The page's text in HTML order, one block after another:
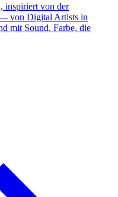
inspiriert von der
von Digital Artists in
mit Sound. Farbe, die